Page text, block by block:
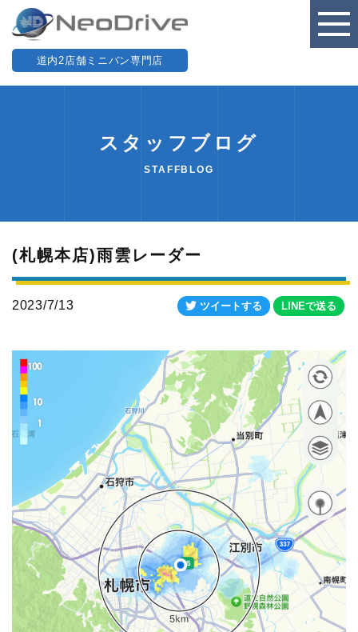
道内2店舗ミニバン専門店
スタッフブログ
STAFFBLOG
(札幌本店)雨雲レーダー
2023/7/13 ツイートする LINEで送る